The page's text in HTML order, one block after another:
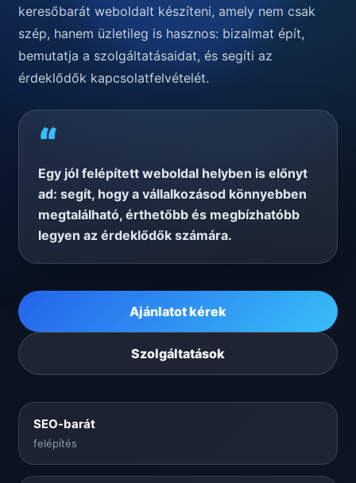
keresőbarát weboldalt készíteni, amely nem csak
szép, hanem üzletileg is hasznos: bizalmat épít,
bemutatja a szolgáltatásaidat, és segíti az
érdeklődők kapcsolatfelvételét.
“
Egy jól felépített weboldal helyben is előnyt
ad: segít, hogy a vállalkozásod könnyebben
megtalálható, érthetőbb és megbízhatóbb
legyen az érdeklődők számára.
Ajánlatot kérek
Szolgáltatások
SEO-barát
felépítés